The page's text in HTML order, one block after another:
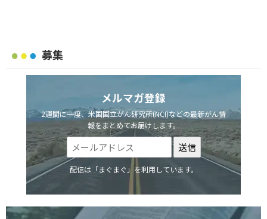
募集
メルマガ登録
2週間に一度、米国国立がん研究所(NCI)などの最新がん情
報をまとめてお届けします。
配信は「まぐまぐ」を利用しています。